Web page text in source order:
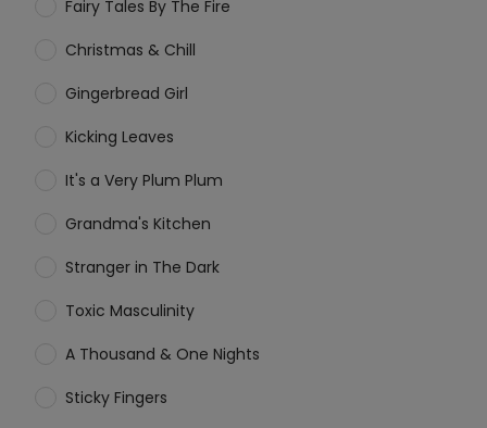
Fairy Tales By The Fire
Christmas & Chill
Gingerbread Girl
Kicking Leaves
It's a Very Plum Plum
Grandma's Kitchen
Stranger in The Dark
Toxic Masculinity
A Thousand & One Nights
Sticky Fingers